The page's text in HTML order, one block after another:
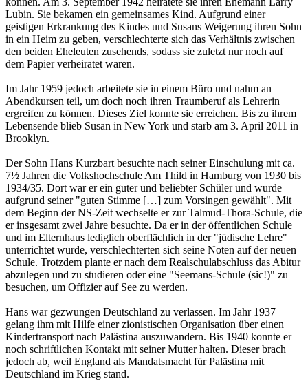
Lubin. Sie bekamen ein gemeinsames Kind. Aufgrund einer
geistigen Erkrankung des Kindes und Susans Weigerung ihren Sohn
in ein Heim zu geben, verschlechterte sich das Verhältnis zwischen
den beiden Eheleuten zusehends, sodass sie zuletzt nur noch auf
dem Papier verheiratet waren.
Im Jahr 1959 jedoch arbeitete sie in einem Büro und nahm an
Abendkursen teil, um doch noch ihren Traumberuf als Lehrerin
ergreifen zu können. Dieses Ziel konnte sie erreichen. Bis zu ihrem
Lebensende blieb Susan in New York und starb am 3. April 2011 in
Brooklyn.
Der Sohn Hans Kurzbart besuchte nach seiner Einschulung mit ca.
7½ Jahren die Volkshochschule Am Thild in Hamburg von 1930 bis
1934/35. Dort war er ein guter und beliebter Schüler und wurde
aufgrund seiner "guten Stimme […] zum Vorsingen gewählt". Mit
dem Beginn der NS-Zeit wechselte er zur Talmud-Thora-Schule, die
er insgesamt zwei Jahre besuchte. Da er in der öffentlichen Schule
und im Elternhaus lediglich oberflächlich in der "jüdische Lehre"
unterrichtet wurde, verschlechterten sich seine Noten auf der neuen
Schule. Trotzdem plante er nach dem Realschulabschluss das Abitur
abzulegen und zu studieren oder eine "Seemans-Schule (sic!)" zu
besuchen, um Offizier auf See zu werden.
Hans war gezwungen Deutschland zu verlassen. Im Jahr 1937
gelang ihm mit Hilfe einer zionistischen Organisation über einen
Kindertransport nach Palästina auszuwandern. Bis 1940 konnte er
noch schriftlichen Kontakt mit seiner Mutter halten. Dieser brach
jedoch ab, weil England als Mandatsmacht für Palästina mit
Deutschland im Krieg stand.